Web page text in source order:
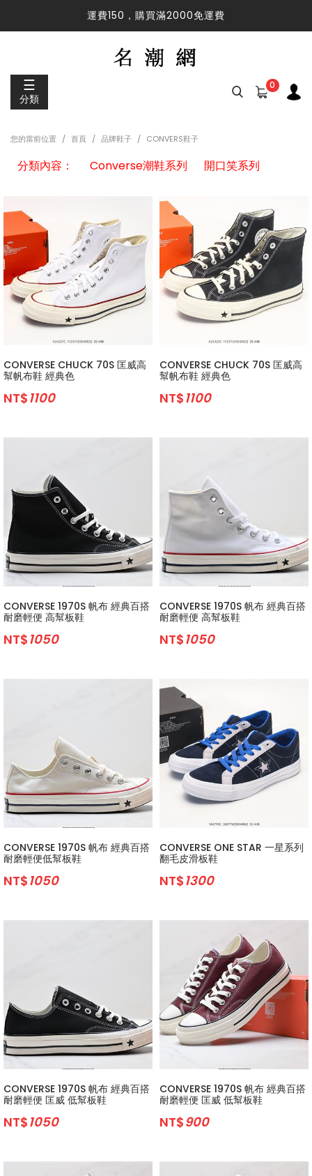
運費150，購買滿2000免運費
運費150，購買滿2000免運費
☰
分類
0
您的當前位置 首頁 品牌鞋子 CONVERS鞋子
分類內容： Converse潮鞋系列 開口笑系列
CONVERSE CHUCK 70S 匡威高
幫帆布鞋 經典色
NT$1100
CONVERSE CHUCK 70S 匡威高
幫帆布鞋 經典色
NT$1100
CONVERSE 1970S 帆布 經典百搭
耐磨輕便 高幫板鞋
NT$1050
CONVERSE 1970S 帆布 經典百搭
耐磨輕便 高幫板鞋
NT$1050
CONVERSE 1970S 帆布 經典百搭
耐磨輕便低幫板鞋
NT$1050
CONVERSE ONE STAR 一星系列
翻毛皮滑板鞋
NT$1300
CONVERSE 1970S 帆布 經典百搭
耐磨輕便 匡威 低幫板鞋
NT$1050
CONVERSE 1970S 帆布 經典百搭
耐磨輕便 匡威 低幫板鞋
NT$900